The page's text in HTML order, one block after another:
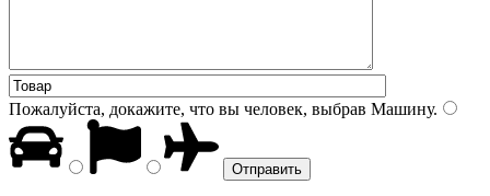
Пожалуйста, докажите, что вы человек, выбрав Машину.